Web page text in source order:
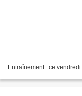
Entraînement : ce